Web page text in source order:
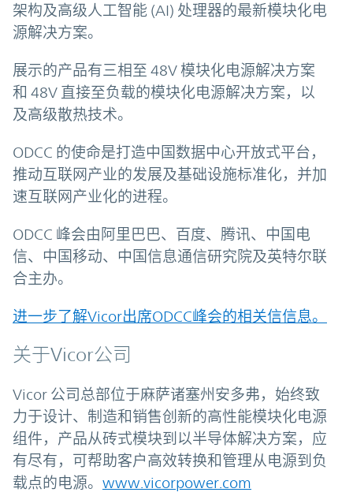
架构及高级人工智能 (AI) 处理器的最新模块化电
源解决方案。
展示的产品有三相至 48V 模块化电源解决方案
和 48V 直接至负载的模块化电源解决方案，以
及高级散热技术。
ODCC 的使命是打造中国数据中心开放式平台，
推动互联网产业的发展及基础设施标准化，并加
速互联网产业化的进程。
ODCC 峰会由阿里巴巴、百度、腾讯、中国电
信、中国移动、中国信息通信研究院及英特尔联
合主办。
进一步了解Vicor出席ODCC峰会的相关信信息。
关于Vicor公司
Vicor 公司总部位于麻萨诸塞州安多弗，始终致
力于设计、制造和销售创新的高性能模块化电源
组件，产品从砖式模块到以半导体解决方案，应
有尽有，可帮助客户高效转换和管理从电源到负
载点的电源。 www.vicorpower.com